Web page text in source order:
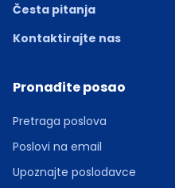
Česta pitanja
Kontaktirajte nas
Pronađite posao
Pretraga poslova
Poslovi na email
Upoznajte poslodavce